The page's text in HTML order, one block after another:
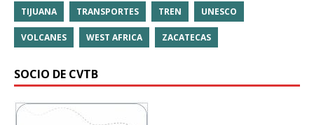
TIJUANA TRANSPORTES TREN UNESCO
VOLCANES WEST AFRICA ZACATECAS
SOCIO DE CVTB